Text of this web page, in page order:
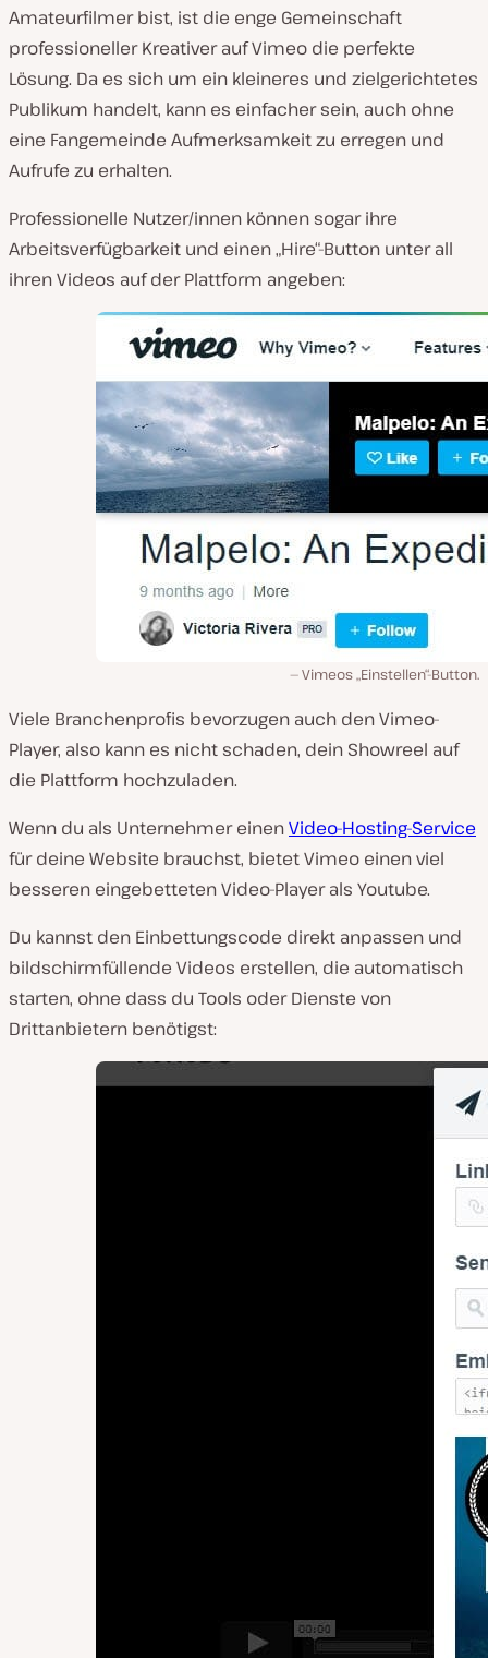
Amateurfilmer bist, ist die enge Gemeinschaft
professioneller Kreativer auf Vimeo die perfekte
Lösung. Da es sich um ein kleineres und zielgerichtetes
Publikum handelt, kann es einfacher sein, auch ohne
eine Fangemeinde Aufmerksamkeit zu erregen und
Aufrufe zu erhalten.
Professionelle Nutzer/innen können sogar ihre
Arbeitsverfügbarkeit und einen „Hire“-Button unter all
ihren Videos auf der Plattform angeben:
Vimeos „Einstellen“-Button.
Viele Branchenprofis bevorzugen auch den Vimeo-
Player, also kann es nicht schaden, dein Showreel auf
die Plattform hochzuladen.
Wenn du als Unternehmer einenVideo-Hosting-Service
für deine Website brauchst, bietet Vimeo einen viel
besseren eingebetteten Video-Player als Youtube.
Du kannst den Einbettungscode direkt anpassen und
bildschirmfüllende Videos erstellen, die automatisch
starten, ohne dass du Tools oder Dienste von
Drittanbietern benötigst: